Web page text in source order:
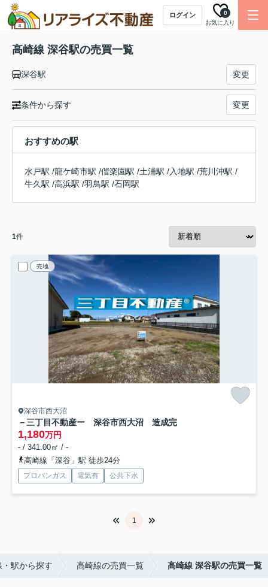
ログイン
お気に入り
0
高崎線 深谷駅の売買一覧
深谷駅 変更
条件から探す 変更
おすすめの駅
水戸駅 /龍ケ崎市駅 /偕楽園駅 /土浦駅 /入地駅 /荒川沖駅 /
牛久駅 /高浜駅 /羽鳥駅 /石岡駅
1件
売地
深谷市西大沼
－三丁目不動産ー 深谷市西大沼 造成完
1,180万円
- / 341.00㎡ / -
高崎線「深谷」駅 徒歩24分
プロパンガス 電気有 公共下水
1
・駅から探す 高崎線の売買一覧 高崎線 深谷駅の売買一覧